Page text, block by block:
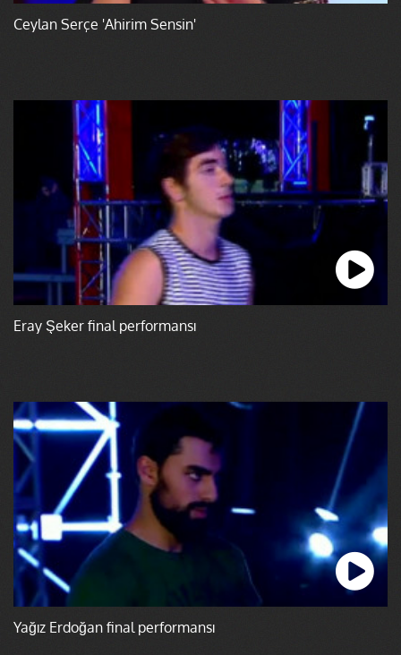
Ceylan Serçe 'Ahirim Sensin'
Eray Şeker final performansı
Yağız Erdoğan final performansı